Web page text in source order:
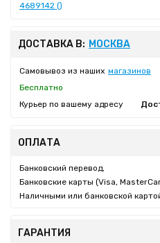
4689142 ()
ДОСТАВКА В: МОСКВА
Самовывоз из наших магазинов
Бесплатно
Курьер по вашему адресу
ОПЛАТА
Банковский перевод,
Банковские карты (Visa,
Наличными или банковской
ГАРАНТИЯ